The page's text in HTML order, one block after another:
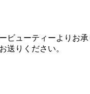
ビューティーよりお承
送りください。